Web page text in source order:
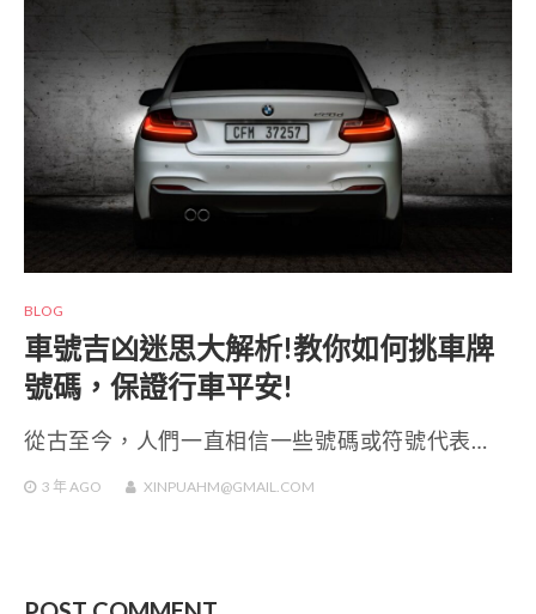
BLOG
車號吉凶迷思大解析!教你如何挑車牌
號碼，保證行車平安!
從古至今，人們一直相信一些號碼或符號代表…
3 年AGO XINPUAHM@GMAIL.COM